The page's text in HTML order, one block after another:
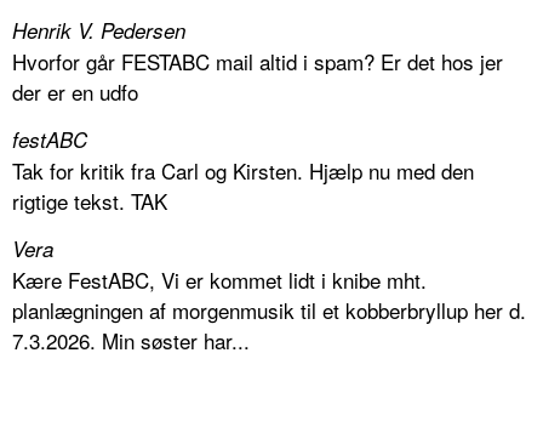
Henrik V. Pedersen
Hvorfor går FESTABC mail altid i spam? Er det hos jer
der er en udfo
festABC
Tak for kritik fra Carl og Kirsten. Hjælp nu med den
rigtige tekst. TAK
Vera
Kære FestABC, Vi er kommet lidt i knibe mht.
planlægningen af morgenmusik til et kobberbryllup her d.
7.3.2026. Min søster har...